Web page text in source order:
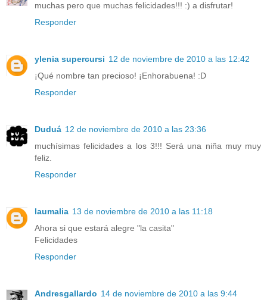
muchas pero que muchas felicidades!!! :) a disfrutar!
Responder
ylenia supercursi 12 de noviembre de 2010 a las 12:42
¡Qué nombre tan precioso! ¡Enhorabuena! :D
Responder
Duduá 12 de noviembre de 2010 a las 23:36
muchísimas felicidades a los 3!!! Será una niña muy muy
feliz.
Responder
laumalia 13 de noviembre de 2010 a las 11:18
Ahora si que estará alegre "la casita"
Felicidades
Responder
Andresgallardo 14 de noviembre de 2010 a las 9:44